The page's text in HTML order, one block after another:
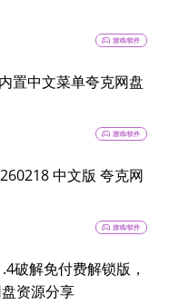
sports_esports 游戏/软件
置中文菜单夸克网盘
sports_esports 游戏/软件
中文版 夸克网
sports_esports 游戏/软件
破解免付费解锁版，
资源分享